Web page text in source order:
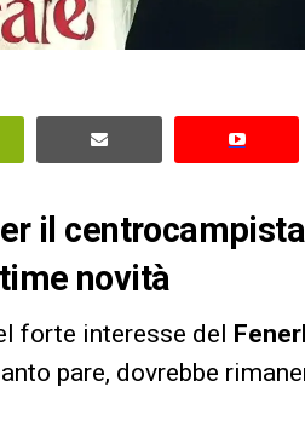
il
novità
forte interesse del
pare, dovrebbe